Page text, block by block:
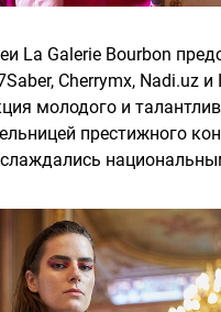
La Galerie Bourbon
Cherrymx,
молодого и
престижного